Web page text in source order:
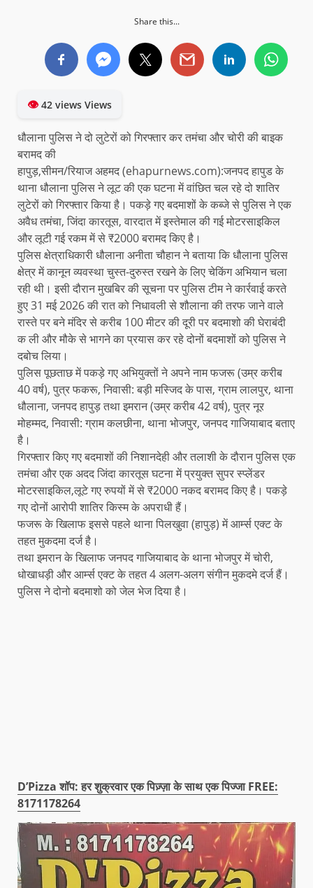
Share this...
👁42 views Views
धौलाना पुलिस ने दो लुटेरों को गिरफ्तार कर तमंचा और चोरी की बाइक
बरामद की
​हापुड़,सीमन/रियाज अहमद (ehapurnews.com):जनपद हापुड के
थाना धौलाना पुलिस ने लूट की एक घटना में वांछित चल रहे दो शातिर
लुटेरों को गिरफ्तार किया है। पकड़े गए बदमाशों के कब्जे से पुलिस ने एक
अवैध तमंचा, जिंदा कारतूस, वारदात में इस्तेमाल की गई मोटरसाइकिल
और लूटी गई रकम में से ₹2000 बरामद किए है।
पुलिस क्षेत्राधिकारी धौलाना अनीता चौहान ने बताया कि धौलाना पुलिस
क्षेत्र में कानून व्यवस्था चुस्त-दुरुस्त रखने के लिए चेकिंग अभियान चला
रही थी। इसी दौरान मुखबिर की सूचना पर पुलिस टीम ने कार्रवाई करते
हुए 31 मई 2026 की रात को निधावली से शौलाना की तरफ जाने वाले
रास्ते पर बने मंदिर से करीब 100 मीटर की दूरी पर बदमाशो की घेराबंदी
क ली और मौके से भागने का प्रयास कर रहे दोनों बदमाशों को पुलिस ने
दबोच लिया।
पुलिस पूछताछ में पकड़े गए अभियुक्तों ने अपने नाम फजरू (उम्र करीब
40 वर्ष), पुत्र फकरू, निवासी: बड़ी मस्जिद के पास, ग्राम लालपुर, थाना
धौलाना, जनपद हापुड़ तथा इमरान (उम्र करीब 42 वर्ष), पुत्र नूर
मोहम्मद, निवासी: ग्राम कलछीना, थाना भोजपुर, जनपद गाजियाबाद बताए
है।
​गिरफ्तार किए गए बदमाशों की निशानदेही और तलाशी के दौरान पुलिस एक
तमंचा और एक अदद जिंदा कारतूस घटना में प्रयुक्त सुपर स्प्लेंडर
मोटरसाइकिल,लूटे गए रुपयों में से ₹2000 नकद बरामद किए है। पकड़े
गए दोनों आरोपी शातिर किस्म के अपराधी हैं।
​फजरू के खिलाफ इससे पहले थाना पिलखुवा (हापुड़) में आर्म्स एक्ट के
तहत मुकदमा दर्ज है।
​तथा इमरान के खिलाफ जनपद गाजियाबाद के थाना भोजपुर में चोरी,
धोखाधड़ी और आर्म्स एक्ट के तहत 4 अलग-अलग संगीन मुकदमे दर्ज हैं। ​
पुलिस ने दोनो बदमाशो को जेल भेज दिया है।
D’Pizza शॉप: हर शुक्रवार एक पिज़्ज़ा के साथ एक पिज्जा FREE:
8171178264